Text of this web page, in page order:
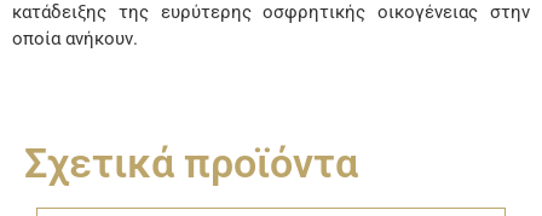
κατάδειξης της ευρύτερης οσφρητικής οικογένειας στην
οποία ανήκουν.
Σχετικά προϊόντα